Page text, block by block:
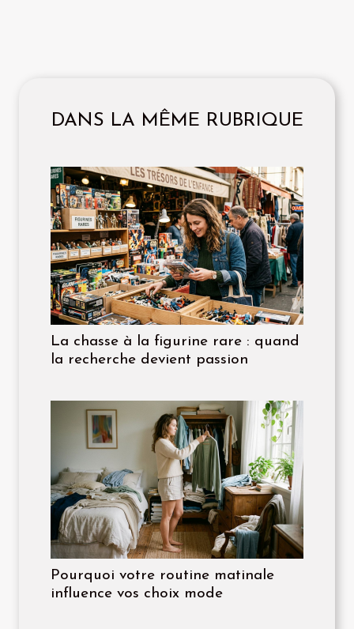
DANS LA MÊME RUBRIQUE
La chasse à la figurine rare : quand
la recherche devient passion
Pourquoi votre routine matinale
influence vos choix mode